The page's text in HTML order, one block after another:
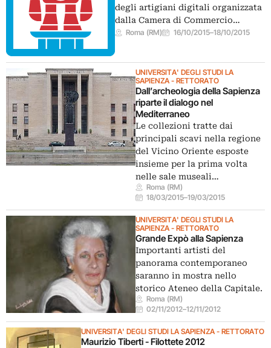
degli artigiani digitali organizzata
dalla Camera di Commercio…
Roma (RM) 16/10/2015–18/10/2015
UNIVERSITA' DEGLI STUDI LA
SAPIENZA - RETTORATO
Dall’archeologia della Sapienza
riparte il dialogo nel
Mediterraneo
Le collezioni tratte dai
principali scavi nella regione
del Vicino Oriente esposte
insieme per la prima volta
nelle sale museali…
Roma (RM)
18/03/2015–19/03/2015
UNIVERSITA' DEGLI STUDI LA
SAPIENZA - RETTORATO
Grande Expò alla Sapienza
Importanti artisti del
panorama contemporaneo
saranno in mostra nello
storico Ateneo della Capitale.
Roma (RM)
02/11/2012–12/11/2012
UNIVERSITA' DEGLI STUDI LA SAPIENZA - RETTORATO
Maurizio Tiberti - Filottete 2012